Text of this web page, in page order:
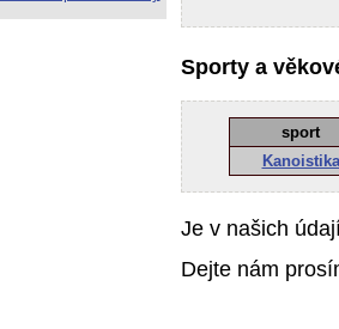
Sporty a
sport
Kanoistika
Je v našich
Dejte nám